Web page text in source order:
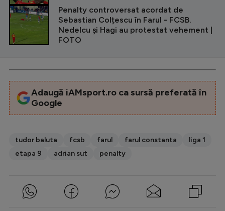
Penalty controversat acordat de
Sebastian Colțescu în Farul - FCSB.
Nedelcu și Hagi au protestat vehement |
FOTO
Adaugă iAMsport.ro ca sursă preferată în
Google
tudor baluta fcsb farul farul constanta
liga 1
etapa 9
adrian sut penalty